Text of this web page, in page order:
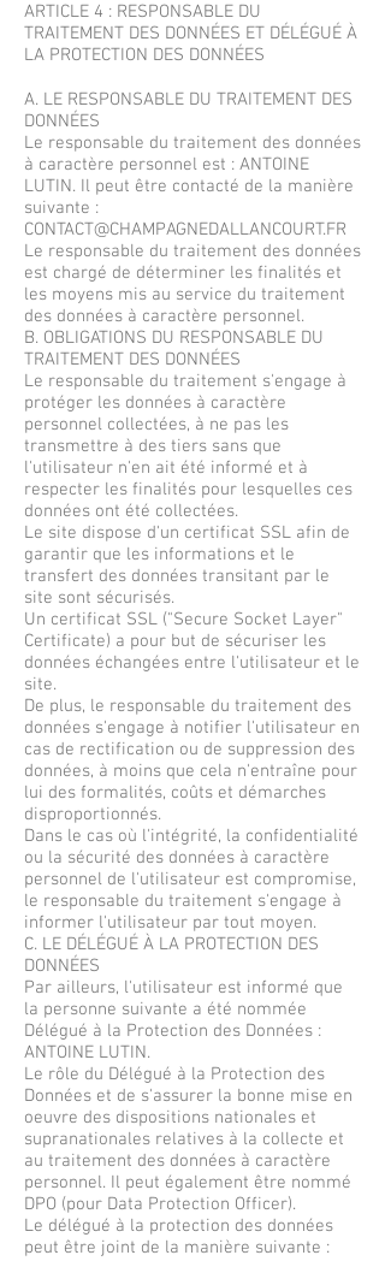
ARTICLE 4 : RESPONSABLE DU
TRAITEMENT DES DONNÉES ET DÉLÉGUÉ À
LA PROTECTION DES DONNÉES
A. LE RESPONSABLE DU TRAITEMENT DES
DONNÉES
Le responsable du traitement des données
à caractère personnel est : ANTOINE
LUTIN. Il peut être contacté de la manière
suivante :
CONTACT@CHAMPAGNEDALLANCOURT.FR
Le responsable du traitement des données
est chargé de déterminer les finalités et
les moyens mis au service du traitement
des données à caractère personnel.
B. OBLIGATIONS DU RESPONSABLE DU
TRAITEMENT DES DONNÉES
Le responsable du traitement s'engage à
protéger les données à caractère
personnel collectées, à ne pas les
transmettre à des tiers sans que
l'utilisateur n'en ait été informé et à
respecter les finalités pour lesquelles ces
données ont été collectées.
Le site dispose d'un certificat SSL afin de
garantir que les informations et le
transfert des données transitant par le
site sont sécurisés.
Un certificat SSL ("Secure Socket Layer"
Certificate) a pour but de sécuriser les
données échangées entre l'utilisateur et le
site.
De plus, le responsable du traitement des
données s'engage à notifier l'utilisateur en
cas de rectification ou de suppression des
données, à moins que cela n'entraîne pour
lui des formalités, coûts et démarches
disproportionnés.
Dans le cas où l'intégrité, la confidentialité
ou la sécurité des données à caractère
personnel de l'utilisateur est compromise,
le responsable du traitement s'engage à
informer l'utilisateur par tout moyen.
C. LE DÉLÉGUÉ À LA PROTECTION DES
DONNÉES
Par ailleurs, l'utilisateur est informé que
la personne suivante a été nommée
Délégué à la Protection des Données :
ANTOINE LUTIN.
Le rôle du Délégué à la Protection des
Données et de s'assurer la bonne mise en
oeuvre des dispositions nationales et
supranationales relatives à la collecte et
au traitement des données à caractère
personnel. Il peut également être nommé
DPO (pour Data Protection Officer).
Le délégué à la protection des données
peut être joint de la manière suivante :